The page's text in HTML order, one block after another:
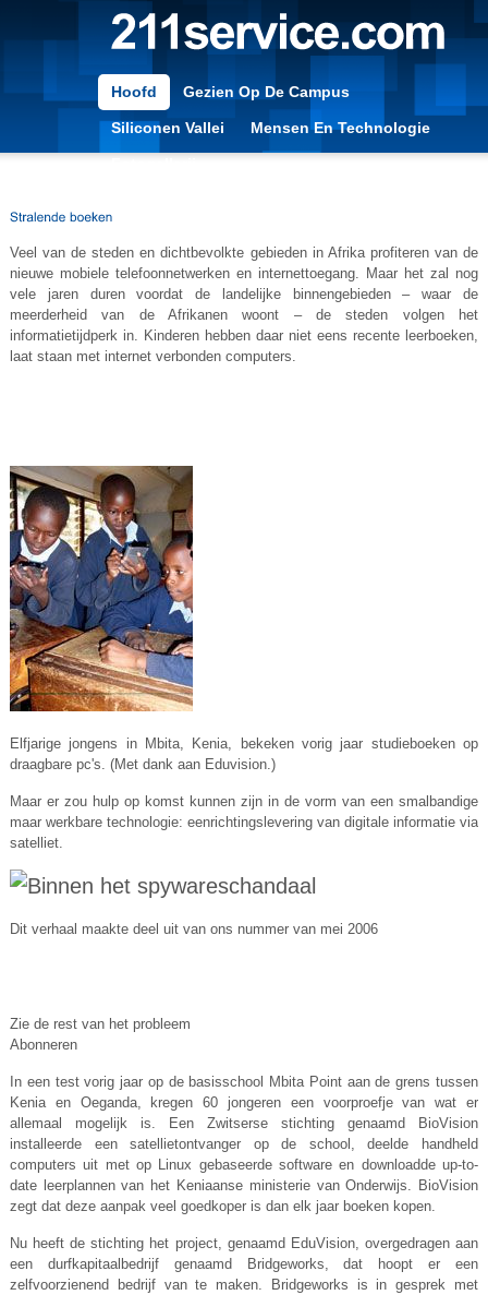
Hoofd Gezien Op De Campus
Siliconen Vallei Mensen En Technologie
Veel van de steden en dichtbevolkte gebieden in Afrika profiteren van de
nieuwe mobiele telefoonnetwerken en internettoegang. Maar het zal nog
vele jaren duren voordat de landelijke binnengebieden – waar de
meerderheid van de Afrikanen woont – de steden volgen het
informatietijdperk in. Kinderen hebben daar niet eens recente leerboeken,
laat staan ​​met internet verbonden computers.
Elfjarige jongens in Mbita, Kenia, bekeken vorig jaar studieboeken op
draagbare pc's. (Met dank aan Eduvision.)
Maar er zou hulp op komst kunnen zijn in de vorm van een smalbandige
maar werkbare technologie: eenrichtingslevering van digitale informatie via
satelliet.
Dit verhaal maakte deel uit van ons nummer van mei 2006
Zie de rest van het probleem
Abonneren
In een test vorig jaar op de basisschool Mbita Point aan de grens tussen
Kenia en Oeganda, kregen 60 jongeren een voorproefje van wat er
allemaal mogelijk is. Een Zwitserse stichting genaamd BioVision
installeerde een satellietontvanger op de school, deelde handheld
computers uit met op Linux gebaseerde software en downloadde up-to-
date leerplannen van het Keniaanse ministerie van Onderwijs. BioVision
zegt dat deze aanpak veel goedkoper is dan elk jaar boeken kopen.
Nu heeft de stichting het project, genaamd EduVision, overgedragen aan
een durfkapitaalbedrijf genaamd Bridgeworks, dat hoopt er een
zelfvoorzienend bedrijf van te maken. Bridgeworks is in gesprek met